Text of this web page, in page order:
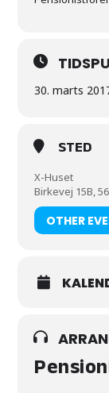
30. marts
STED
X-Huset
Birkevej 15B,
OTHER